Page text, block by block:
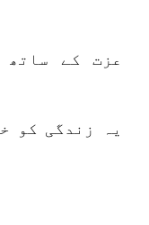
عزت کے ساتھ
یہ زندگی کو